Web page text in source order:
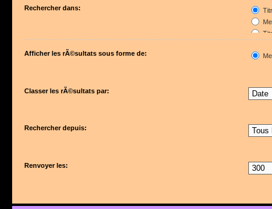
Rechercher dans:
Afficher les rÃ©sultats sous forme de:
Classer les rÃ©sultats par:
Rechercher depuis:
Renvoyer les: